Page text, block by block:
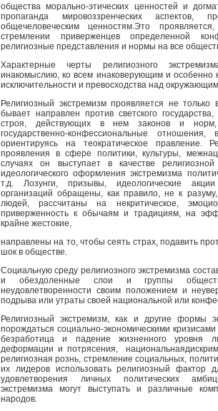
общества морально-этических ценностей и
пропаганда мировоззренческих аспектов,
общечеловеческим ценностям.Это
стремлении приверженцев определенной
религиозные представления и нормы на все
Характерные черты религиозного
инакомыслию, ко всем инаковерующим и особенно
исключительности и превосходства над
Религиозный экстремизм проявляется не
бывает направлен против светского
строя, действующих в нем законов и норм,
государственно-конфессиональные
ориентируясь на теократическое правление.
проявления в сфере политики, культуры,
случаях он выступает в качестве
идеологического оформления экстремизма
т.д. Лозунги, призывы, идеологические акции
организаций обращены, как правило, не к
людей, рассчитаны на некритическое,
приверженность к обычаям и традициям, на
крайне жестокие,
направлены на то, чтобы сеять страх, подавить
шок в обществе.
Социальную среду религиозного экстремизма
и обездоленные слои и группы
неудовлетворенности своим положением и
подрыва или утраты своей национальной или
Религиозный экстремизм, как и другие формы
порождаться социально-экономическими
безработица и падение жизненного уровня
деформации и потрясения,
религиозная рознь, стремление социальных,
их лидеров использовать религиозный фактор
удовлетворения личных политических
экстремизма могут выступать и различные
народов.